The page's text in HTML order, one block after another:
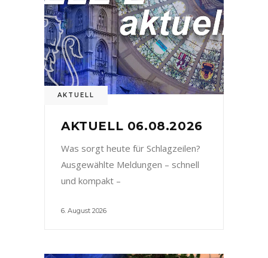
AKTUELL
AKTUELL 06.08.2026
Was sorgt heute für Schlagzeilen?
Ausgewählte Meldungen – schnell
und kompakt –
6. August 2026